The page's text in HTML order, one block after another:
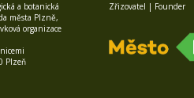
a botanická
města Plzně,
organizace
Plzeň
Zřizovatel | Founder